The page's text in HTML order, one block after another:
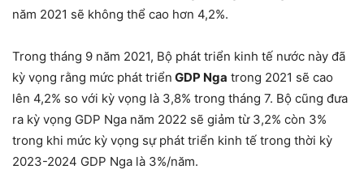
năm 2021 sẽ không thể cao hơn 4,2%.
Trong tháng 9 năm 2021, Bộ phát triển kinh tế nước này đã
kỳ vọng rằng mức phát triển GDP Nga trong 2021 sẽ cao
lên 4,2% so với kỳ vọng là 3,8% trong tháng 7. Bộ cũng đưa
ra kỳ vọng GDP Nga năm 2022 sẽ giảm từ 3,2% còn 3%
trong khi mức kỳ vọng sự phát triển kinh tế trong thời kỳ
2023-2024 GDP Nga là 3%/năm.